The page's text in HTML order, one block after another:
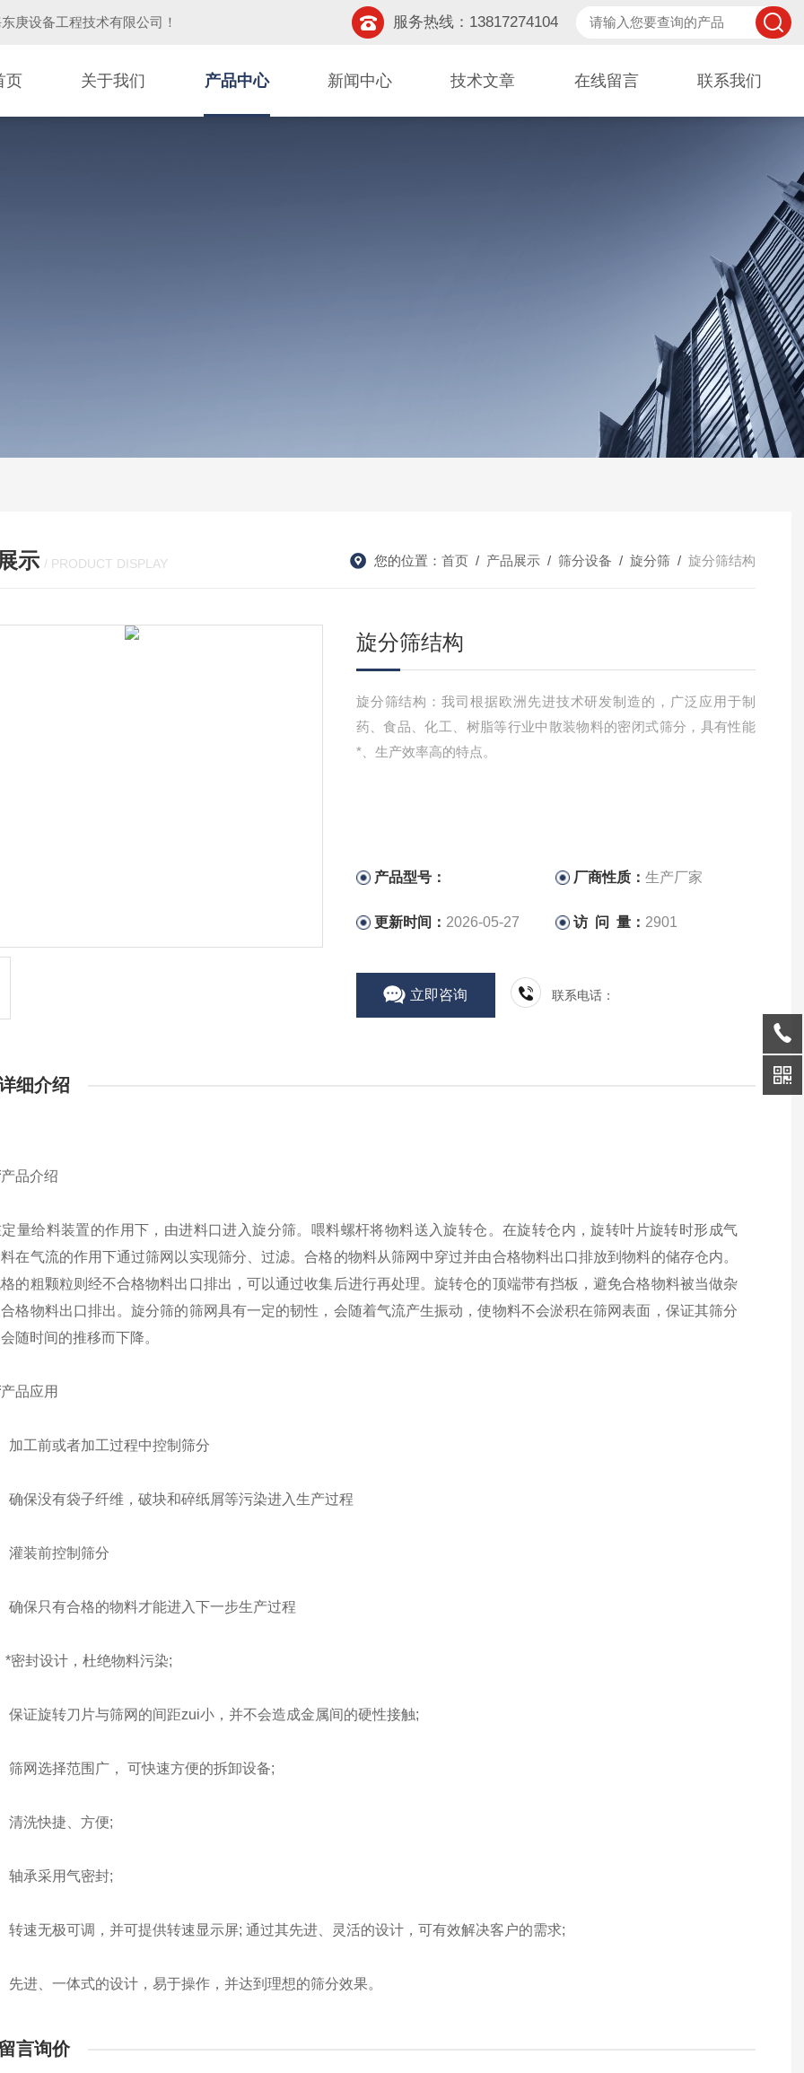
东庚设备工程技术有限公司 ！ 服务热线：13817274104
页 关于我们 产品中心 新闻中心 技术文章 在线留言 联系我们
示 / PRODUCT DISPLAY 您的位置： 首页 / 产品展示 / 筛分设备 / 旋分筛 / 旋分筛结构
旋分筛结构
旋分筛结构：我司根据欧洲先进技术研发制造的，广泛应用于制
药、食品、化工、树脂等行业中散装物料的密闭式筛分，具有性能
*、生产效率高的特点。
产品型号： 厂商性质：生产厂家
更新时间： 2026-05-27 访 问 量： 2901
立即咨询 联系电话：
细介绍
产品介绍
量给料装置的作用下，由进料口进入旋分筛。喂料螺杆将物料送入旋转仓。在旋转仓内，旋转叶片旋转时形成气
在气流的作用下通过筛网以实现筛分、过滤。合格的物料从筛网中穿过并由合格物料出口排放到物料的储存仓内。
的粗颗粒则经不合格物料出口排出，可以通过收集后进行再处理。旋转仓的顶端带有挡板，避免合格物料被当做杂
格物料出口排出。旋分筛的筛网具有一定的韧性，会随着气流产生振动，使物料不会淤积在筛网表面，保证其筛分
随时间的推移而下降。
产品应用
工前或者加工过程中控制筛分
保没有袋子纤维，破块和碎纸屑等污染进入生产过程
装前控制筛分
保只有合格的物料才能进入下一步生产过程
封设计，杜绝物料污染;
证旋转刀片与筛网的间距zui小，并不会造成金属间的硬性接触;
网选择范围广， 可快速方便的拆卸设备;
洗快捷、方便;
承采用气密封;
速无极可调，并可提供转速显示屏; 通过其先进、灵活的设计，可有效解决客户的需求;
进、一体式的设计，易于操作，并达到理想的筛分效果。
留言询价